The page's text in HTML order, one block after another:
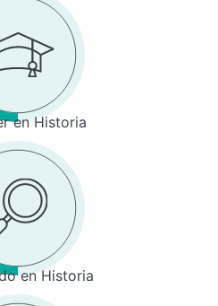
en Historia
en Historia